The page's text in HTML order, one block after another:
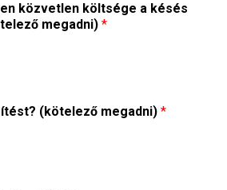
közvetlen költsége a késés
megadni) *
(kötelező megadni) *